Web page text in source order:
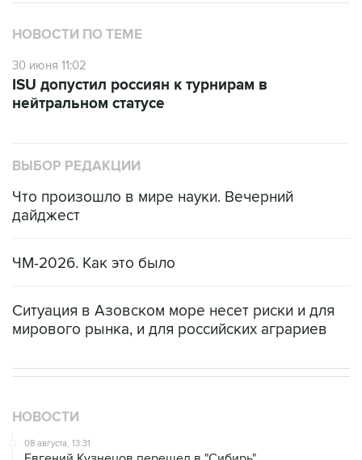
НОВОСТИ ПО ТЕМЕ
30 июня 11:02
ISU допустил россиян к турнирам в
нейтральном статусе
ВЫБОР РЕДАКЦИИ
Что произошло в мире науки. Вечерний
дайджест
ЧМ-2026. Как это было
Ситуация в Азовском море несет риски и для
мирового рынка, и для российских аграриев
НОВОСТИ
08 августа, 13:31